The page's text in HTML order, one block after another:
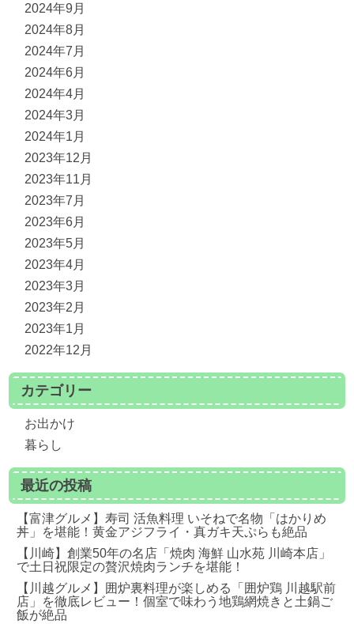
2024年9月
2024年8月
2024年7月
2024年6月
2024年4月
2024年3月
2024年1月
2023年12月
2023年11月
2023年7月
2023年6月
2023年5月
2023年4月
2023年3月
2023年2月
2023年1月
2022年12月
カテゴリー
お出かけ
暮らし
最近の投稿
【富津グルメ】寿司 活魚料理 いそねで名物「はかりめ
丼」を堪能！黄金アジフライ・真ガキ天ぷらも絶品
【川崎】創業50年の名店「焼肉 海鮮 山水苑 川崎本店」
で土日祝限定の贅沢焼肉ランチを堪能！
【川越グルメ】囲炉裏料理が楽しめる「囲炉鶏 川越駅前
店」を徹底レビュー！個室で味わう地鶏網焼きと土鍋ご
飯が絶品